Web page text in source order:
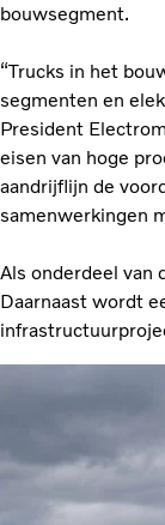
bouwsegment.
“Trucks in het
segmenten en
President
eisen van hoge
aandrijflijn de
samenwerkingen
Als onderdeel van
Daarnaast wordt